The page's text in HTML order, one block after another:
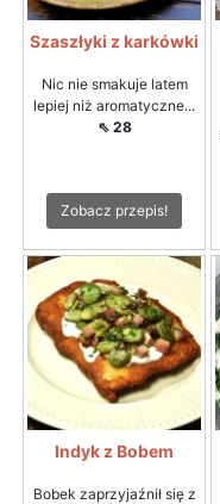
Szaszłyki z karkówki
Nic nie smakuje latem
lepiej niż aromatyczne...
⇖ 28
Zobacz przepis!
Indyk z Bobem
Bobek zaprzyjaźnił się z